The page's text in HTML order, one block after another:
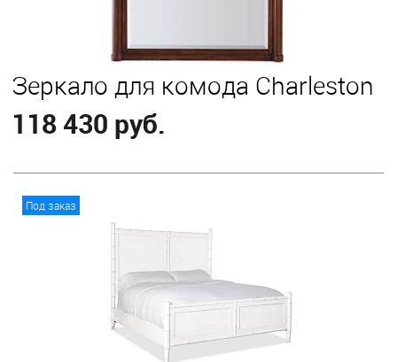
Зеркало для комода Charleston
118 430 руб.
Под заказ